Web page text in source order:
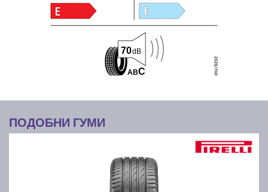
ABC
70dB
ПОДОБНИ ГУМИ